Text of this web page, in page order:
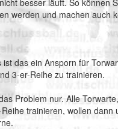
besser läuft. So können
werden und machen auch
ist das ein Ansporn für
3-er-Reihe zu trainieren.
Problem nur. Alle
trainieren, wollen dann